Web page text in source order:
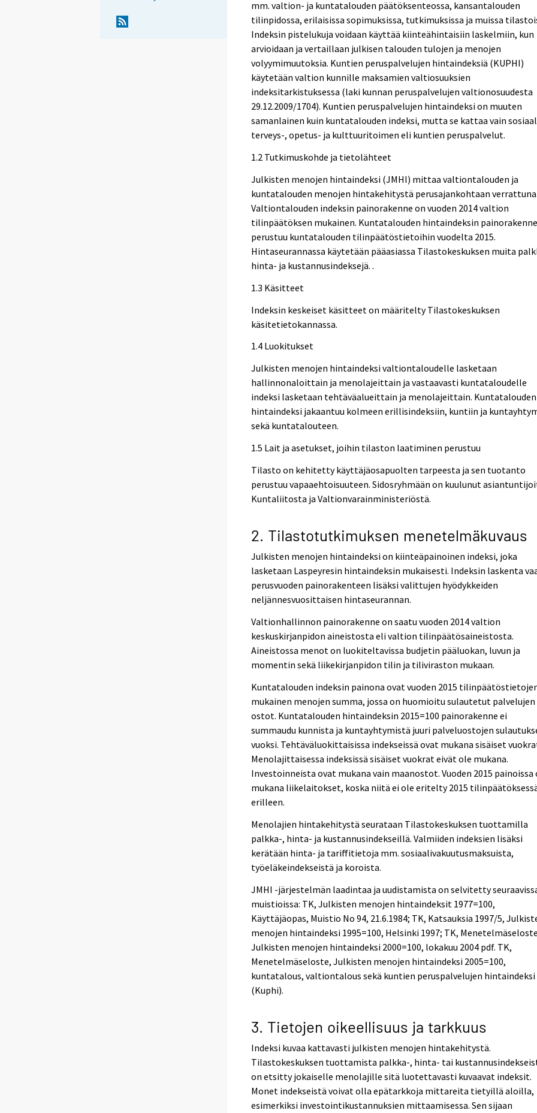
mm. valtion- ja kuntatalouden päätöksenteossa, kansantalouden
tilinpidossa, erilaisissa sopimuksissa, tutkimuksissa ja muissa
Indeksin pistelukuja voidaan käyttää kiinteähintaisiin laskelmiin, kun
arvioidaan ja vertaillaan julkisen talouden tulojen ja menojen
volyymimuutoksia. Kuntien peruspalvelujen hintaindeksiä (KUPHI)
käytetään valtion kunnille maksamien valtiosuuksien
indeksitarkistuksessa (laki kunnan peruspalvelujen valtionosuudesta
29.12.2009/1704). Kuntien peruspalvelujen hintaindeksi on muuten
samanlainen kuin kuntatalouden indeksi, mutta se kattaa vain
terveys-, opetus- ja kulttuuritoimen eli kuntien peruspalvelut.
1.2 Tutkimuskohde ja tietolähteet
Julkisten menojen hintaindeksi (JMHI) mittaa valtiontalouden ja
kuntatalouden menojen hintakehitystä perusajankohtaan verrattuna.
Valtiontalouden indeksin painorakenne on vuoden 2014 valtion
tilinpäätöksen mukainen. Kuntatalouden hintaindeksin painorakenne
perustuu kuntatalouden tilinpäätöstietoihin vuodelta 2015.
Hintaseurannassa käytetään pääasiassa Tilastokeskuksen muita
hinta- ja kustannusindeksejä. .
1.3 Käsitteet
Indeksin keskeiset käsitteet on määritelty Tilastokeskuksen
käsitetietokannassa.
1.4 Luokitukset
Julkisten menojen hintaindeksi valtiontaloudelle lasketaan
hallinnonaloittain ja menolajeittain ja vastaavasti kuntataloudelle
indeksi lasketaan tehtäväalueittain ja menolajeittain. Kuntatalouden
hintaindeksi jakaantuu kolmeen erillisindeksiin, kuntiin ja
sekä kuntatalouteen.
1.5 Lait ja asetukset, joihin tilaston laatiminen perustuu
Tilasto on kehitetty käyttäjäosapuolten tarpeesta ja sen tuotanto
perustuu vapaaehtoisuuteen. Sidosryhmään on kuulunut
Kuntaliitosta ja Valtionvarainministeriöstä.
2. Tilastotutkimuksen menetelmäkuvaus
Julkisten menojen hintaindeksi on kiinteäpainoinen indeksi, joka
lasketaan Laspeyresin hintaindeksin mukaisesti. Indeksin laskenta
perusvuoden painorakenteen lisäksi valittujen hyödykkeiden
neljännesvuosittaisen hintaseurannan.
Valtionhallinnon painorakenne on saatu vuoden 2014 valtion
keskuskirjanpidon aineistosta eli valtion tilinpäätösaineistosta.
Aineistossa menot on luokiteltavissa budjetin pääluokan, luvun ja
momentin sekä liikekirjanpidon tilin ja tiliviraston mukaan.
Kuntatalouden indeksin painona ovat vuoden 2015
mukainen menojen summa, jossa on huomioitu sulautetut palvelujen
ostot. Kuntatalouden hintaindeksin 2015=100 painorakenne ei
summaudu kunnista ja kuntayhtymistä juuri palveluostojen
vuoksi. Tehtäväluokittaisissa indekseissä ovat mukana sisäiset
Menolajittaisessa indeksissä sisäiset vuokrat eivät ole mukana.
Investoinneista ovat mukana vain maanostot. Vuoden 2015 painoissa
mukana liikelaitokset, koska niitä ei ole eritelty 2015
erilleen.
Menolajien hintakehitystä seurataan Tilastokeskuksen tuottamilla
palkka-, hinta- ja kustannusindekseillä. Valmiiden indeksien lisäksi
kerätään hinta- ja tariffitietoja mm. sosiaalivakuutusmaksuista,
työeläkeindekseistä ja koroista.
JMHI -järjestelmän laadintaa ja uudistamista on selvitetty
muistioissa: TK, Julkisten menojen hintaindeksit 1977=100,
Käyttäjäopas, Muistio No 94, 21.6.1984; TK, Katsauksia 1997/5,
menojen hintaindeksi 1995=100, Helsinki 1997; TK,
Julkisten menojen hintaindeksi 2000=100, lokakuu 2004 pdf. TK,
Menetelmäseloste, Julkisten menojen hintaindeksi 2005=100,
kuntatalous, valtiontalous sekä kuntien peruspalvelujen hintaindeksi
(Kuphi).
3. Tietojen oikeellisuus ja tarkkuus
Indeksi kuvaa kattavasti julkisten menojen hintakehitystä.
Tilastokeskuksen tuottamista palkka-, hinta- tai
on etsitty jokaiselle menolajille sitä luotettavasti kuvaavat indeksit.
Monet indekseistä voivat olla epätarkkoja mittareita tietyillä aloilla,
esimerkiksi investointikustannuksien mittaamisessa. Sen sijaan